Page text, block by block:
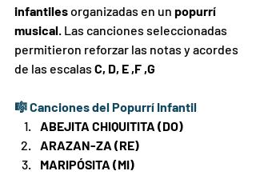
infantiles organizadas en un popurrí
musical . Las canciones seleccionadas
permitieron reforzar las notas y acordes
de las escalas C, D, E ,F ,G
🎼 Canciones del Popurrí Infantil
ABEJITA CHIQUITITA (DO)
ARAZAN-ZA (RE)
MARIPÓSITA (MI)